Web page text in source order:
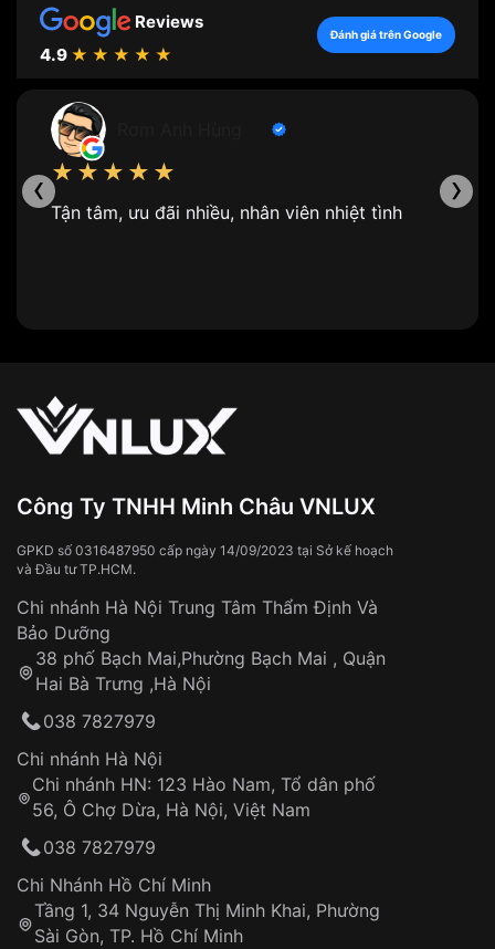
Reviews
4.9 ★★★★★
Đánh giá trên Google
★★★★★
Tận tâm, ưu đãi nhiều, nhân viên nhiệt tình
‹ ›
Công Ty TNHH Minh Châu VNLUX
GPKD số 0316487950 cấp ngày 14/09/2023 tại Sở kế hoạch
và Đầu tư TP.HCM.
Chi nhánh Hà Nội Trung Tâm Thẩm Định Và
Bảo Dưỡng
38 phố Bạch Mai,Phường Bạch Mai , Quận
Hai Bà Trưng ,Hà Nội
038 7827979
Chi nhánh Hà Nội
Chi nhánh HN: 123 Hào Nam, Tổ dân phố
56, Ô Chợ Dừa, Hà Nội, Việt Nam
038 7827979
Chi Nhánh Hồ Chí Minh
Tầng 1, 34 Nguyễn Thị Minh Khai, Phường
Sài Gòn, TP. Hồ Chí Minh